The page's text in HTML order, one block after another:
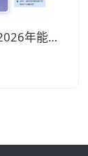
不只是聊天：2026年能独立完成复杂业务的智能语音机器人推荐